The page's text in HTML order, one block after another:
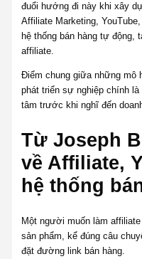
đuổi hướng đi này khi xây
Affiliate Marketing,
hệ thống bán hàng tự động,
affiliate.
Điểm chung giữa những mô
phát triển sự nghiệp chính
tâm trước khi nghĩ đến
Từ Joseph
về Affiliate,
hệ thống
Một người muốn làm
sản phẩm, kể đúng câu
đặt đường link bán hàng.